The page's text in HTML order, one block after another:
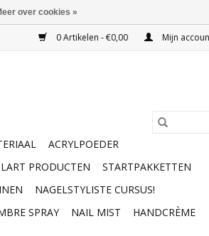
0 Artikelen - €0,00 Mijn
ACRYLPOEDER
PRODUCTEN
STARTPAKKETTEN
NAGELSTYLISTE CURSUS!
SPRAY NAIL MIST HANDCRÈME
over cookies »